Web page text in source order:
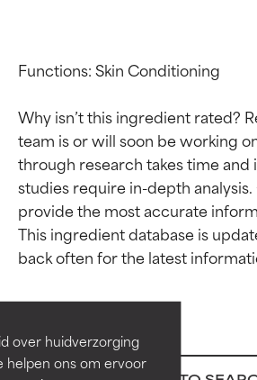
over huidverzorging
helpen ons om ervoor
Functions: Skin Conditioning
Why isn’t this ingredient rated?
team is or will soon be working
through research takes time
studies require in-depth
provide the most accurate
This ingredient database is
Beoordelingen
ingrediënten
Bewezen en
onafhankelijk onderzoek.
Beoordelingen
ingrediënten
Bewezen en
onafhankelijk onderzoek.